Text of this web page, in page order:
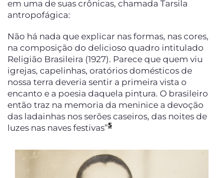
em uma de suas crônicas, chamada Tarsila
antropofágica:
Não há nada que explicar nas formas, nas cores,
na composição do delicioso quadro intitulado
Religião Brasileira (1927). Parece que quem viu
igrejas, capelinhas, oratórios domésticos de
nossa terra deveria sentir a primeira vista o
encanto e a poesia daquela pintura. O brasileiro
então traz na memoria da meninice a devoção
das ladainhas nos serões caseiros, das noites de
luzes nas naves festivas”5